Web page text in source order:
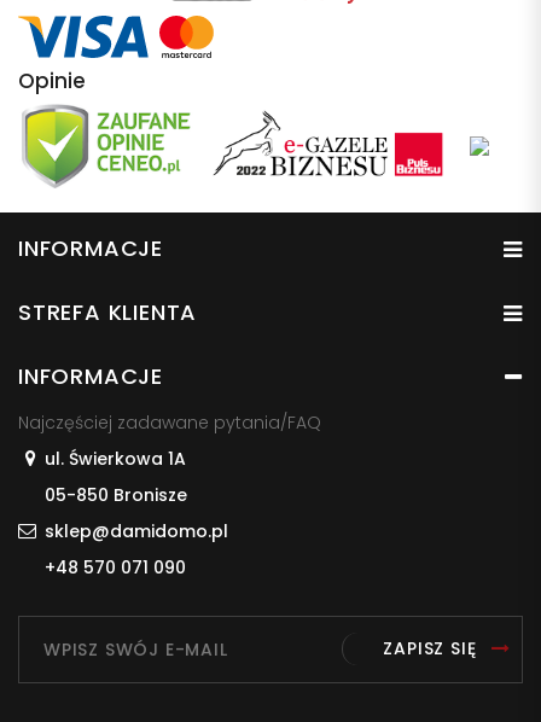
Opinie
INFORMACJE
STREFA KLIENTA
INFORMACJE
Najczęściej zadawane pytania/FAQ
ul. Świerkowa 1A
05-850 Bronisze
sklep@damidomo.pl
+48 570 071 090
ZAPISZ SIĘ